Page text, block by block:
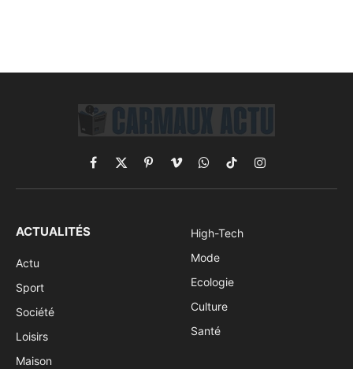
Facebook
X
(Twitter)
PinterestVimeoWhatsApp
TikTokInstagram
ACTUALITÉS
Actu
Sport
Société
Loisirs
Maison
High-Tech
Mode
Ecologie
Culture
Santé